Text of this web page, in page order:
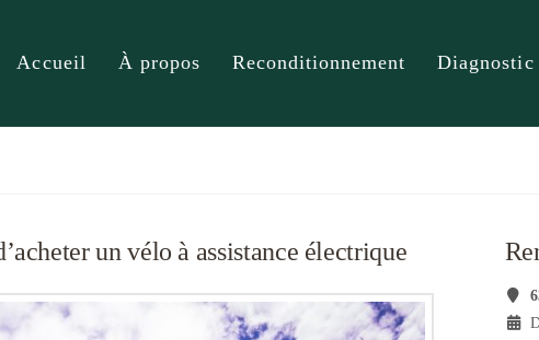
Accueil À propos Reconditionnement Diagnostic
un vélo à assistance électrique